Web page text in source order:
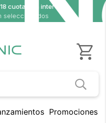
Promociones